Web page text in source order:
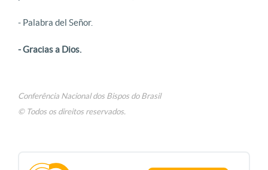
- Palabra del Señor.
- Gracias a Dios.
Conferência Nacional dos Bispos do Brasil
© Todos os direitos reservados.